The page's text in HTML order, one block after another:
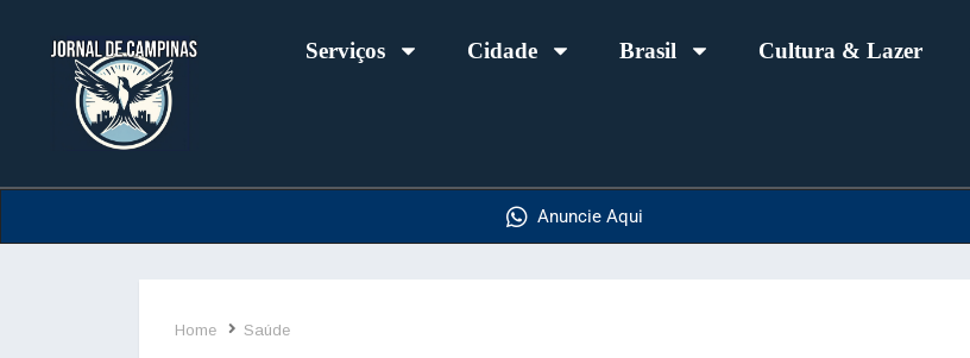
Serviços Cidade Brasil Cultura & Lazer
Anuncie Aqui
Home Saúde